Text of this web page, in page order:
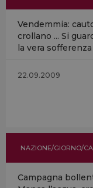
Vendemmia:
crollano ... Si
la vera
22.09.2009
NAZIONE/GIORNO/
Campagna